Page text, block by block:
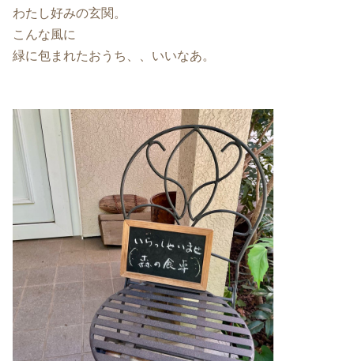
わたし好みの玄関。
こんな風に
緑に包まれたおうち、、いいなあ。